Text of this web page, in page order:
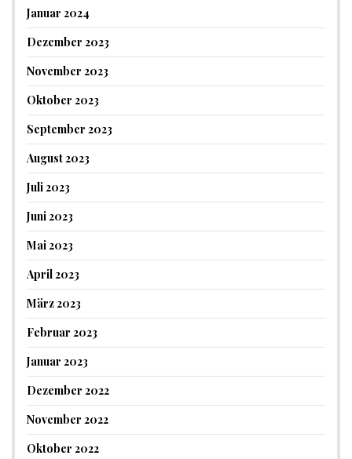
Januar 2024
Dezember 2023
November 2023
Oktober 2023
September 2023
August 2023
Juli 2023
Juni 2023
Mai 2023
April 2023
März 2023
Februar 2023
Januar 2023
Dezember 2022
November 2022
Oktober 2022